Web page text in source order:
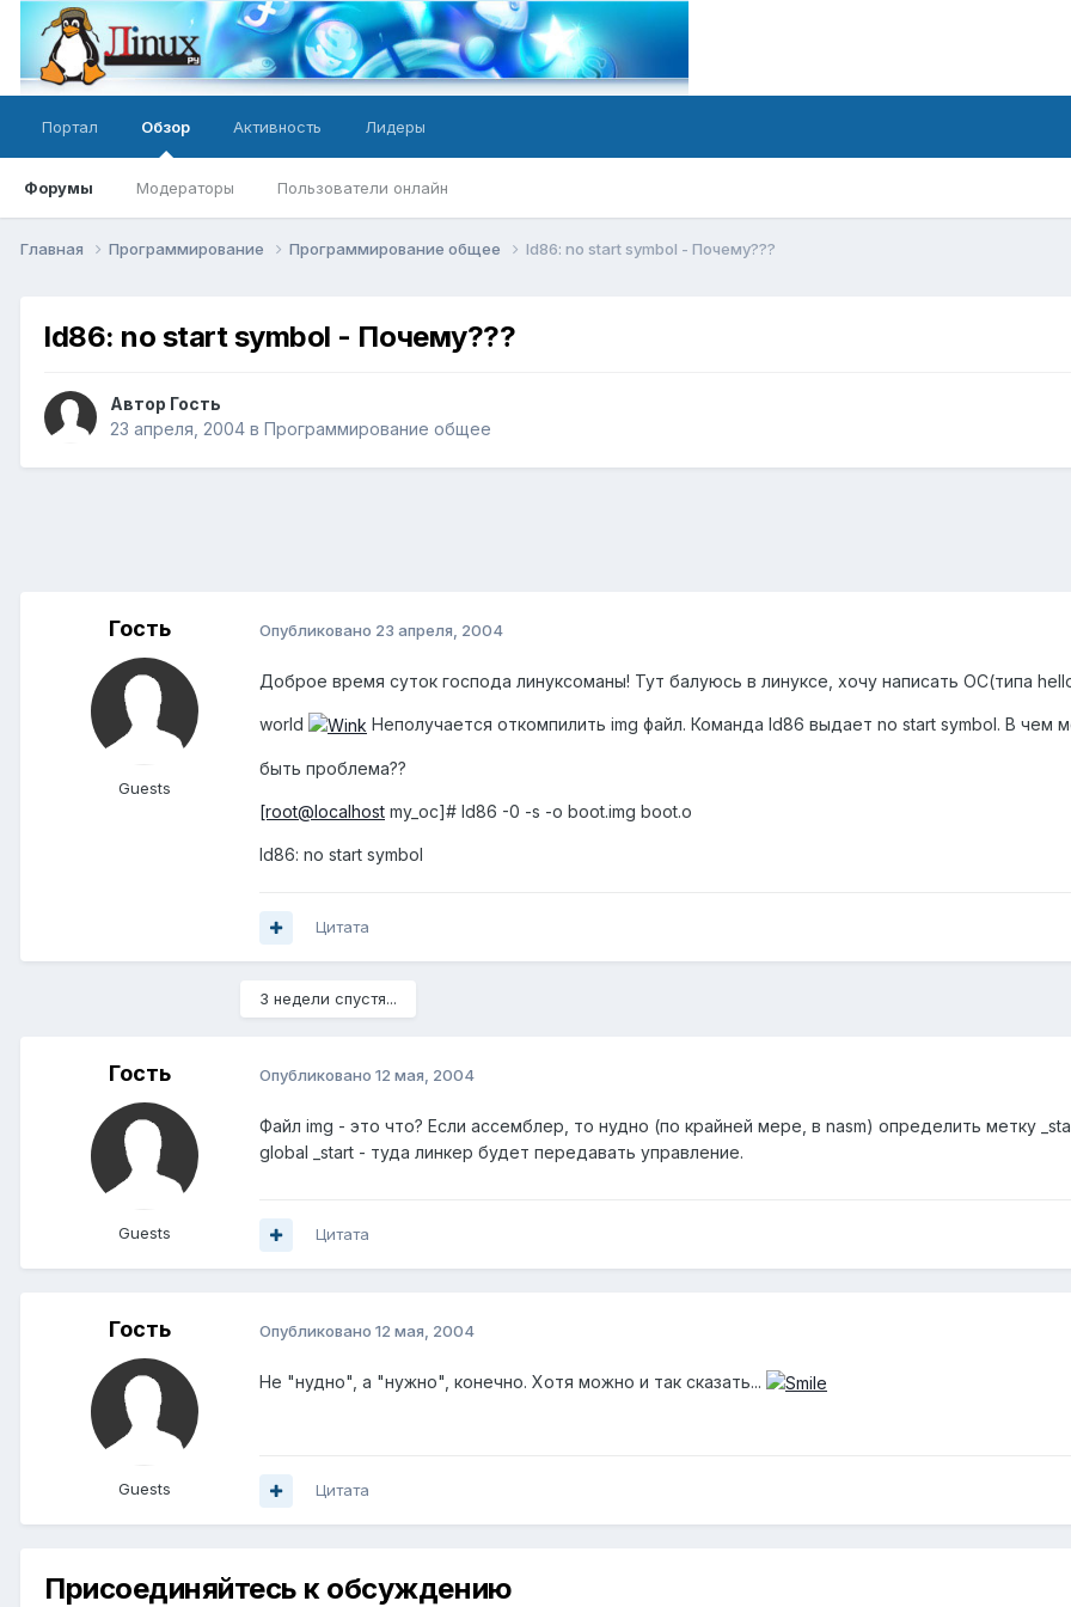
Портал Обзор
Форумы Модераторы Пользователи онлайн
Активность Лидеры
Главная Программирование Программирование общее ld86: no start symbol - Почему???
ld86: no start symbol - Почему???
Автор Гость
23 апреля, 2004 в Программирование общее
Гость
Guests
Опубликовано 23 апреля, 2004
Доброе время суток господа линуксоманы! Тут балуюсь в линуксе, хочу написать ОС(типа
world Неполучается откомпилить img файл. Команда ld86 выдает no start symbol. В чем
быть проблема??
[root@localhost my_oc]# ld86 -0 -s -o boot.img boot.o
ld86: no start symbol
Цитата
3 недели спустя...
Гость
Guests
Опубликовано 12 мая, 2004
Файл img - это что? Если ассемблер, то нудно (по крайней мере, в nasm) определить метку
global _start - туда линкер будет передавать управление.
Цитата
Гость
Guests
Опубликовано 12 мая, 2004
Не "нудно", а "нужно", конечно. Хотя можно и так сказать...
Цитата
Присоединяйтесь к обсуждению